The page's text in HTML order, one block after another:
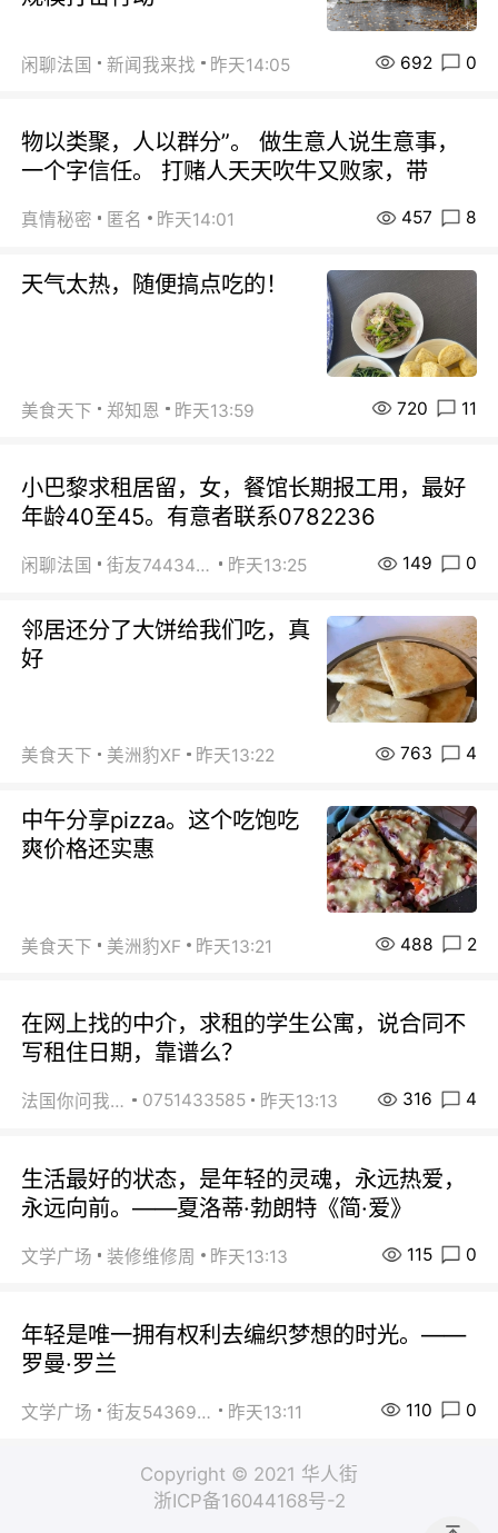
闲聊法国 新闻我来找 昨天14:05 692 0
物以类聚，人以群分”。 做生意人说生意事，
一个字信任。 打赌人天天吹牛又败家，带
真情秘密 匿名 昨天14:01 457 8
天气太热，随便搞点吃的！
美食天下 郑知恩 昨天13:59 720 11
小巴黎求租居留，女，餐馆长期报工用，最好
年龄40至45。有意者联系0782236
闲聊法国 街友74434350 昨天13:25 149 0
邻居还分了大饼给我们吃，真
好
美食天下 美洲豹XF 昨天13:22 763 4
中午分享pizza。这个吃饱吃
爽价格还实惠
美食天下 美洲豹XF 昨天13:21 488 2
在网上找的中介，求租的学生公寓，说合同不
写租住日期，靠谱么？
法国你问我答 0751433585 昨天13:13 316 4
生活最好的状态，是年轻的灵魂，永远热爱，
永远向前。——夏洛蒂·勃朗特《简·爱》
文学广场 装修维修周 昨天13:13 115 0
年轻是唯一拥有权利去编织梦想的时光。——
罗曼·罗兰
文学广场 街友54369822 昨天13:11 110 0
Copyright © 2021 华人街
浙ICP备16044168号-2